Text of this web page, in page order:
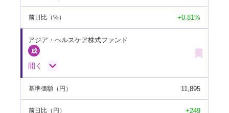
前日比 （%） +0.81%
アジア・ヘルスケア株式ファンド
開く
基準価額 （円） 11,895
前日比 （円） +249